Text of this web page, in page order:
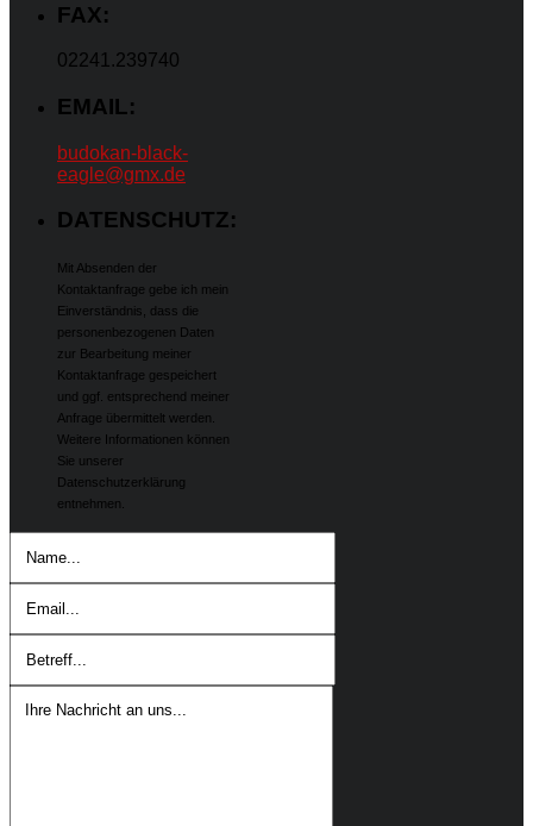
FAX:
02241.239740
EMAIL:
budokan-black-
eagle@gmx.de
DATENSCHUTZ:
Mit Absenden der
Kontaktanfrage gebe ich mein
Einverständnis, dass die
personenbezogenen Daten
zur Bearbeitung meiner
Kontaktanfrage gespeichert
und ggf. entsprechend meiner
Anfrage übermittelt werden.
Weitere Informationen können
Sie unserer
Datenschutzerklärung
entnehmen.